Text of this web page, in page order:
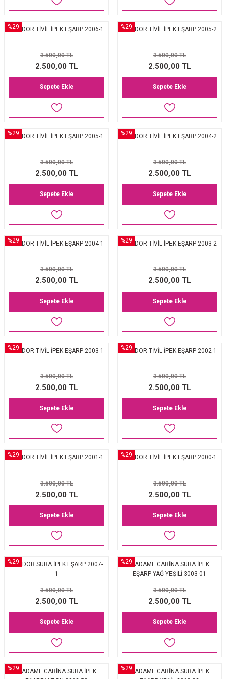
%29
LEVİDOR TİVİL İPEK EŞARP 2006-1
3.500,00 TL
2.500,00 TL
Sepete Ekle
%29
LEVİDOR TİVİL İPEK EŞARP 2005-2
3.500,00 TL
2.500,00 TL
Sepete Ekle
%29
LEVİDOR TİVİL İPEK EŞARP 2005-1
3.500,00 TL
2.500,00 TL
Sepete Ekle
%29
LEVİDOR TİVİL İPEK EŞARP 2004-2
3.500,00 TL
2.500,00 TL
Sepete Ekle
%29
LEVİDOR TİVİL İPEK EŞARP 2004-1
3.500,00 TL
2.500,00 TL
Sepete Ekle
%29
LEVİDOR TİVİL İPEK EŞARP 2003-2
3.500,00 TL
2.500,00 TL
Sepete Ekle
%29
LEVİDOR TİVİL İPEK EŞARP 2003-1
3.500,00 TL
2.500,00 TL
Sepete Ekle
%29
LEVİDOR TİVİL İPEK EŞARP 2002-1
3.500,00 TL
2.500,00 TL
Sepete Ekle
%29
LEVİDOR TİVİL İPEK EŞARP 2001-1
3.500,00 TL
2.500,00 TL
Sepete Ekle
%29
LEVİDOR TİVİL İPEK EŞARP 2000-1
3.500,00 TL
2.500,00 TL
Sepete Ekle
%29
LEVİDOR SURA İPEK EŞARP 2007-
1
3.500,00 TL
2.500,00 TL
Sepete Ekle
%29MADAME CARİNA SURA İPEK
EŞARP YAĞ YEŞİLİ 3003-01
3.500,00 TL
2.500,00 TL
Sepete Ekle
%29MADAME CARİNA SURA İPEK
%29MADAME CARİNA SURA İPEK